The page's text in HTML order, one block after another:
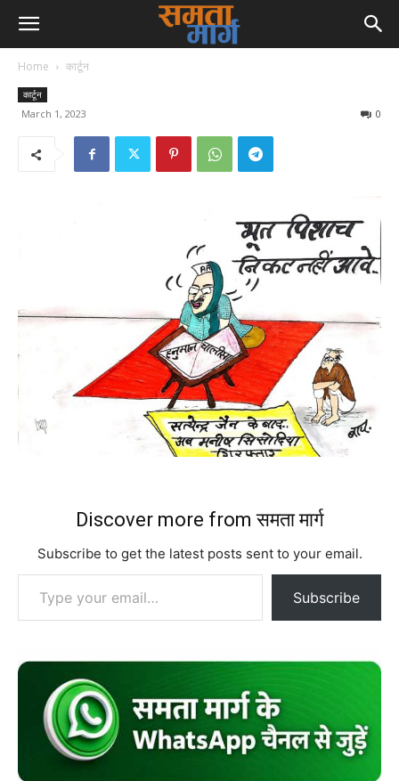
Home कार्टून
कार्टून
March 1, 2023 0
Discover more from समता मार्ग
Subscribe to get the latest posts sent to your email.
Type your email…
Subscribe